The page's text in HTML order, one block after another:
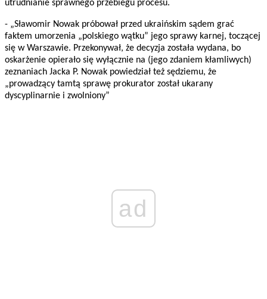
utrudnianie sprawnego przebiegu procesu.
- „Sławomir Nowak próbował przed ukraińskim sądem grać
faktem umorzenia „polskiego wątku” jego sprawy karnej, toczącej
się w Warszawie. Przekonywał, że decyzja została wydana, bo
oskarżenie opierało się wyłącznie na (jego zdaniem kłamliwych)
zeznaniach Jacka P. Nowak powiedział też sędziemu, że
„prowadzący tamtą sprawę prokurator został ukarany
dyscyplinarnie i zwolniony”
ad